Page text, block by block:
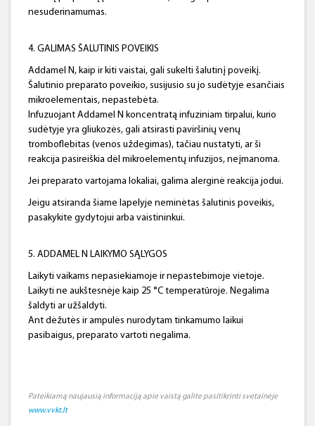
nesuderinamumas.
4. GALIMAS ŠALUTINIS POVEIKIS
Addamel N, kaip ir kiti vaistai, gali sukelti šalutinį poveikį.
Šalutinio preparato poveikio, susijusio su jo sudėtyje esančiais
mikroelementais, nepastebėta.
Infuzuojant Addamel N koncentratą infuziniam tirpalui, kurio
sudėtyje yra gliukozės, gali atsirasti paviršinių venų
tromboflebitas (venos uždegimas), tačiau nustatyti, ar ši
reakcija pasireiškia dėl mikroelementų infuzijos, neįmanoma.
Jei preparato vartojama lokaliai, galima alerginė reakcija jodui.
Jeigu atsiranda šiame lapelyje neminėtas šalutinis poveikis,
pasakykite gydytojui arba vaistininkui.
5. ADDAMEL N LAIKYMO SĄLYGOS
Laikyti vaikams nepasiekiamoje ir nepastebimoje vietoje.
Laikyti ne aukštesnėje kaip 25 °C temperatūroje. Negalima
šaldyti ar užšaldyti.
Ant dėžutės ir ampulės nurodytam tinkamumo laikui
pasibaigus, preparato vartoti negalima.
Pateikiamą naujausią informaciją apie vaistą galite pasitikrinti svetainėje
www.vvkt.lt